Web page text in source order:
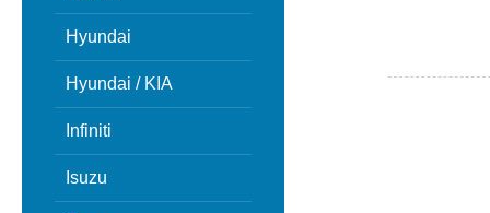
Hyundai
Hyundai / KIA
Infiniti
Isuzu